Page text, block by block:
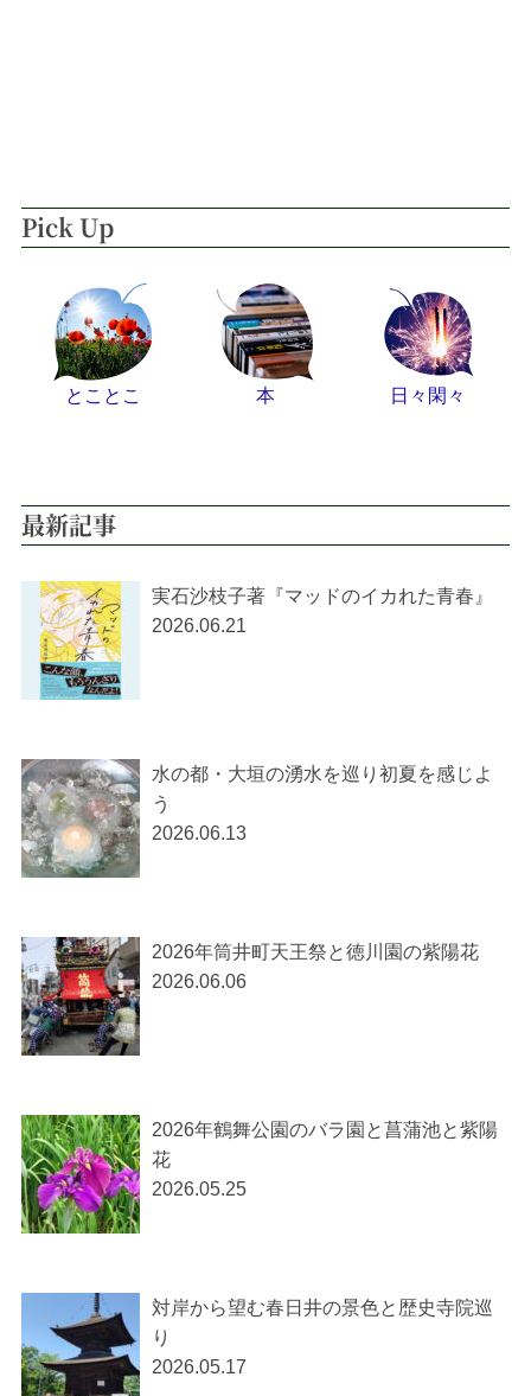
Pick Up
とことこ 本 日々閑々
最新記事
実石沙枝子著『マッドのイカれた青春』
2026.06.21
水の都・大垣の湧水を巡り初夏を感じよ
う
2026.06.13
2026年筒井町天王祭と徳川園の紫陽花
2026.06.06
2026年鶴舞公園のバラ園と菖蒲池と紫陽
花
2026.05.25
対岸から望む春日井の景色と歴史寺院巡
り
2026.05.17